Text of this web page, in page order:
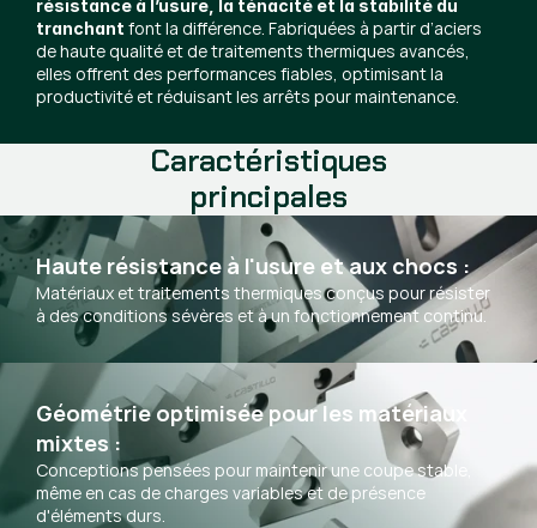
résistance à l’usure, la ténacité et la stabilité du
tranchant font la différence. Fabriquées à partir d’aciers
de haute qualité et de traitements thermiques avancés,
elles offrent des performances fiables, optimisant la
productivité et réduisant les arrêts pour maintenance.
Caractéristiques
principales
Haute résistance à l'usure et aux chocs :
Matériaux et traitements thermiques conçus pour résister
à des conditions sévères et à un fonctionnement continu.
Géométrie optimisée pour les matériaux
mixtes :
Conceptions pensées pour maintenir une coupe stable,
même en cas de charges variables et de présence
d'éléments durs.